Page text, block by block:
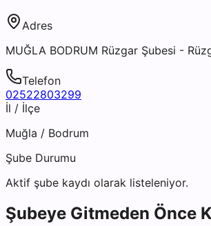
Adres
MUĞLA BODRUM Rüzgar Şubesi -
Telefon
02522803299
İl / İlçe
Muğla / Bodrum
Şube Durumu
Aktif şube kaydı olarak listeleniyor.
Şubeye Gitmeden Önce